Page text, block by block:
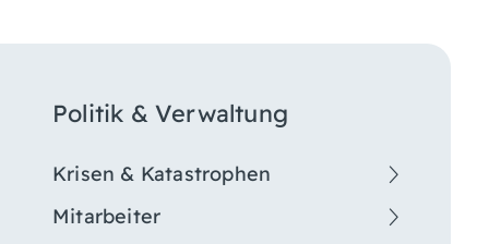
Politik & Verwaltung
Krisen & Katastrophen
Mitarbeiter